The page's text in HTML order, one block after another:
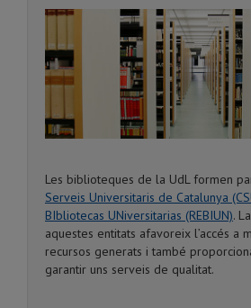
Les biblioteques de la UdL formen
Serveis Universitaris de Catalunya
BIbliotecas UNiversitarias (REBIUN).
aquestes entitats afavoreix l’accés a
recursos generats i també
garantir uns serveis de qualitat.